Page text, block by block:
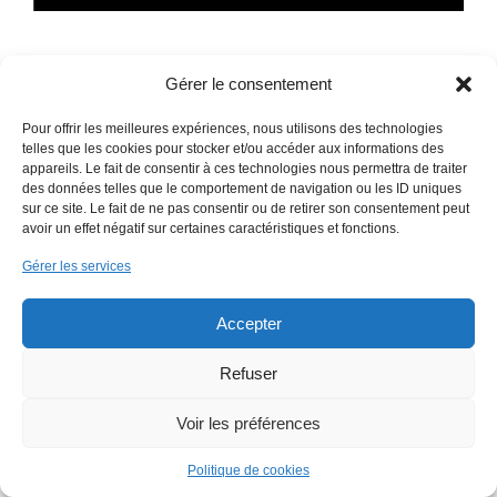
Gérer le consentement
Pour offrir les meilleures expériences, nous utilisons des technologies
telles que les cookies pour stocker et/ou accéder aux informations des
appareils. Le fait de consentir à ces technologies nous permettra de traiter
des données telles que le comportement de navigation ou les ID uniques
sur ce site. Le fait de ne pas consentir ou de retirer son consentement peut
avoir un effet négatif sur certaines caractéristiques et fonctions.
Gérer les services
Accepter
Refuser
Voir les préférences
Politique de cookies
Copyright 2018 EmWeb.xyz - Mentions légales